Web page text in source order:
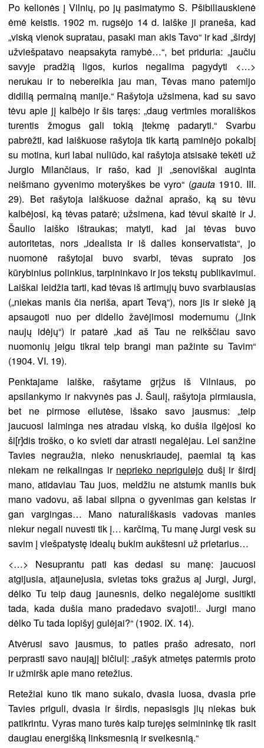
Po kelionės į Vilnių, po jų pasimatymo S. Pšibiliauskienė
ėmė keistis. 1902 m. rugsėjo 14 d. laiške ji praneša, kad
„viską vienok supratau, pasaki man akis Tavo“ ir kad „širdyj
užviešpatavo neapsakyta ramybė…“, bet priduria: „jaučiu
savyje pradžią ligos, kurios negalima pagydyti <…>
nerukau ir to nebereikia jau man, Tėvas mano patemijo
didilią permainą manije.“ Rašytoja užsimena, kad su savo
tėvu apie jį kalbėjo ir šis taręs: „daug vertmies morališkos
turentis žmogus gali tokią įtekmę padaryti.“ Svarbu
pabrėžti, kad laiškuose rašytoja tik kartą paminėjo pokalbį
su motina, kuri labai nuliūdo, kai rašytoja atsisakė tekėti už
Jurgio Milančiaus, ir rašo, kad ji „senoviškai auginta
neišmano gyvenimo moteryškes be vyro“ (gauta1910. III.
29). Bet rašytoja laiškuose dažnai aprašo, ką su tėvu
kalbėjosi, ką tėvas patarė; užsimena, kad tėvui skaitė ir J.
Šaulio laiško ištraukas; matyti, kad jai tėvas buvo
autoritetas, nors „idealista ir iš dalies konservatista“, jo
nuomonė rašytojai buvo svarbi, tėvas suprato jos
kūrybinius polinkius, tarpininkavo ir jos tekstų publikavimui.
Laiškai leidžia tarti, kad tėvas iš artimųjų buvo svarbiausias
(„niekas manis čia neriša, apart Tevą“), nors jis ir siekė ją
apsaugoti nuo per didelio žavėjimosi modernumu („link
naujų idėjų“) ir patarė „kad aš Tau ne reikščiau savo
nuomonių jeigu tikrai teip brangi man pažinte su Tavim“
(1904. VI. 19).
Penktajame laiške, rašytame grįžus iš Vilniaus, po
apsilankymo ir nakvynės pas J. Šaulį, rašytoja pirmiausia,
bet ne pirmose eilutėse, išsako savo jausmus: „teip
jaucuosi laiminga nes atradau viską, ko dušia ilgėjosi ko
ši[r]dis troško, o ko svieti dar atrasti negalėjau. Lei sanžine
Tavies negraužia, nieko nenuskriaudej, paemiai tą kas
niekam ne reikalingas ir neprieko neprigulejo dušį ir širdį
mano, atidaviau Tau juos, meldžiu ne atstumk maniis buk
mano vadovu, aš labai silpna o gyvenimas gan keistas ir
gan vargingas… Mano naturališkasis vadovas manies
niekur negali nuvesti tik į… karčimą, Tu manę Jurgi vesk su
savim į viešpatystę idealų bukim aukštesni už prietarius…
<…> Nesuprantu pati kas dedasi su manę: jaucuosi
atgijusia, atjaunejusia, svietas toks gražus aj Jurgi, Jurgi,
dėlko Tu teip daug jaunesnis, delko negalėjome susitikti
tada, kada dušia mano pradedavo svajoti!.. Jurgi mano
dėlko Tu tada lopišyj gulėjai?“ (1902. IX. 14).
Atvėrusi savo jausmus, to paties prašo adresato, nori
perprasti savo naująjį bičiulį: „rašyk atmetęs patermis proto
ir užmiršk apie mano retežius.
Retežiai kuno tik mano sukalo, dvasia luosa, dvasia prie
Tavies priguli, dvasia ir širdis, nepasisgis jių niekas buk
patikrintu. Vyras mano turės kaip turejęs seimininkę tik rasit
daugiau energišką linksmesnią ir sveikesnią.“